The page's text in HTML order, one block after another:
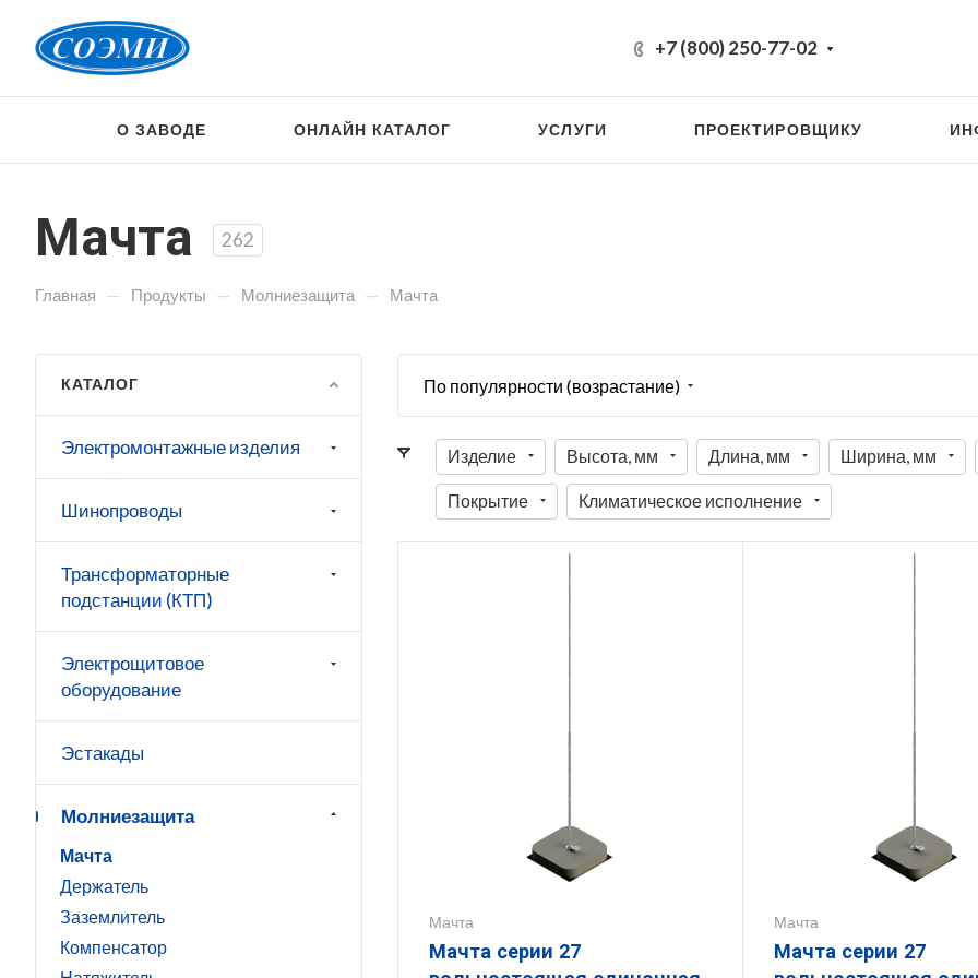
+7 (800) 250-77-02
О ЗАВОДЕ ОНЛАЙН КАТАЛОГ УСЛУГИ ПРОЕКТИРОВЩИКУ
Мачта 262
Главная — Продукты — Молниезащита — Мачта
По популярности (возрастание)
Изделие Высота, мм Длина, мм Ширина, мм
Покрытие Климатическое исполнение
Мачта
Мачта серии 27
Мачта
Мачта серии 27
КАТАЛОГ
Электромонтажные изделия
Шинопроводы
Трансформаторные
подстанции (КТП)
Электрощитовое
оборудование
Эстакады
Молниезащита
Мачта
Держатель
Заземлитель
Компенсатор